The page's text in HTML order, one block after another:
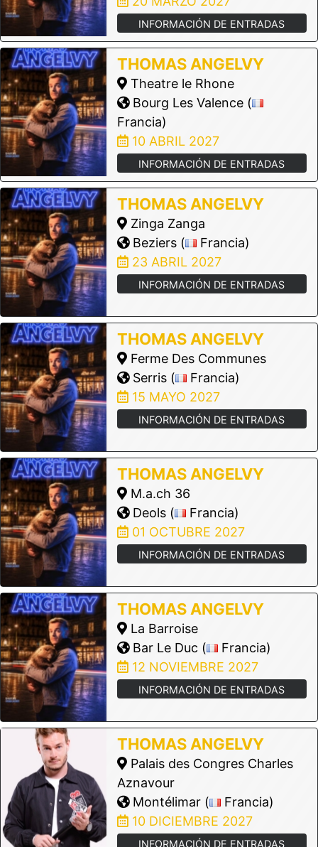
INFORMACIÓN DE ENTRADAS
THOMAS ANGELVY
Theatre le Rhone
Bourg Les Valence (
Francia)
10 ABRIL 2027
INFORMACIÓN DE ENTRADAS
THOMAS ANGELVY
Zinga Zanga
Beziers (
Francia)
23 ABRIL 2027
INFORMACIÓN DE ENTRADAS
THOMAS ANGELVY
Ferme Des Communes
Serris (
Francia)
15 MAYO 2027
INFORMACIÓN DE ENTRADAS
THOMAS ANGELVY
M.a.ch 36
Deols (
Francia)
01 OCTUBRE 2027
INFORMACIÓN DE ENTRADAS
THOMAS ANGELVY
La Barroise
Bar Le Duc (
Francia)
12 NOVIEMBRE 2027
INFORMACIÓN DE ENTRADAS
THOMAS ANGELVY
Palais des Congres Charles
Aznavour
Montélimar (
Francia)
10 DICIEMBRE 2027
INFORMACIÓN DE ENTRADAS